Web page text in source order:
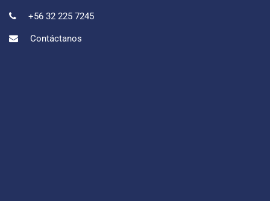
+56 32 225 7245
Contáctanos